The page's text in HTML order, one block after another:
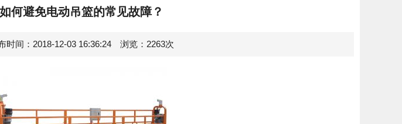
如何避免电动吊篮的常见故障？
时间：2018-12-03 16:36:24 浏览：2263次